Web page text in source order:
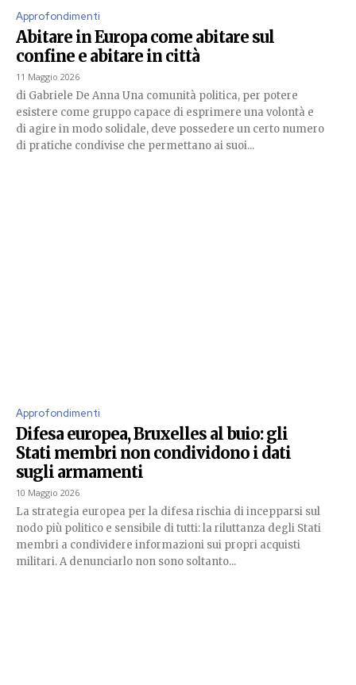
Approfondimenti
Abitare in Europa come abitare sul
confine e abitare in città
11 Maggio 2026
di Gabriele De Anna Una comunità politica, per potere
esistere come gruppo capace di esprimere una volontà e
di agire in modo solidale, deve possedere un certo numero
di pratiche condivise che permettano ai suoi...
Approfondimenti
Difesa europea, Bruxelles al buio: gli
Stati membri non condividono i dati
sugli armamenti
10 Maggio 2026
La strategia europea per la difesa rischia di incepparsi sul
nodo più politico e sensibile di tutti: la riluttanza degli Stati
membri a condividere informazioni sui propri acquisti
militari. A denunciarlo non sono soltanto...